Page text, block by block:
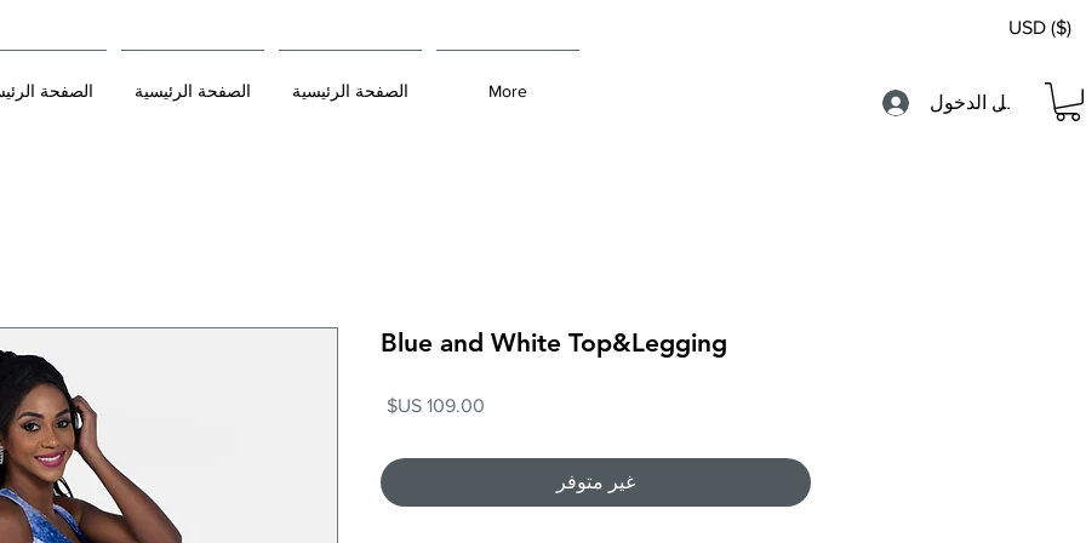
الصفحة الصفحة الرئيسية الصفحة الرئيسية More
USD ($)
تسجيل الدخول
Blue and White Top&Legging
غير متوفر